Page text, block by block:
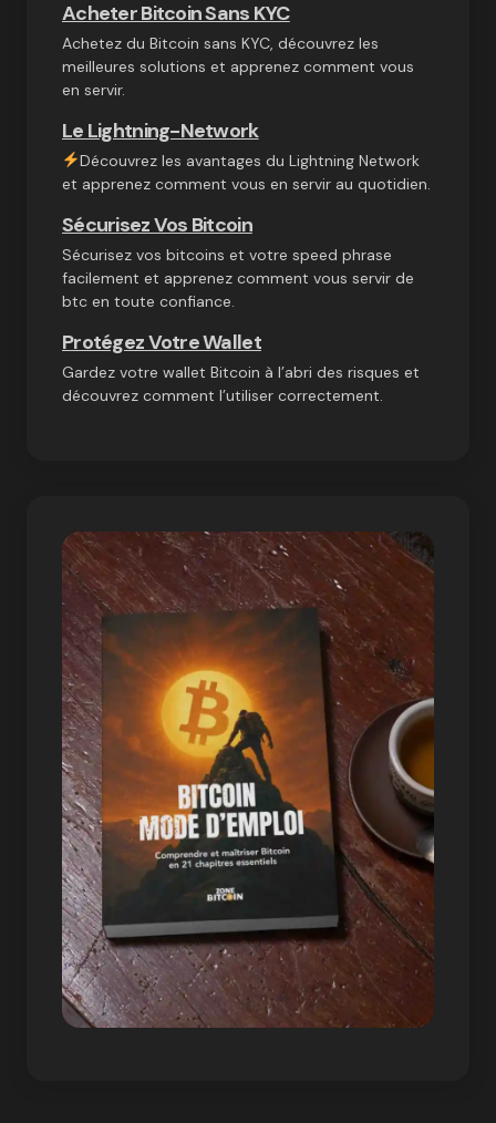
Acheter Bitcoin Sans KYC
Achetez du Bitcoin sans KYC, découvrez les
meilleures solutions et apprenez comment vous
en servir.
Le Lightning-Network
Découvrez les avantages du Lightning Network
et apprenez comment vous en servir au quotidien.
Sécurisez Vos Bitcoin
Sécurisez vos bitcoins et votre speed phrase
facilement et apprenez comment vous servir de
btc en toute confiance.
Protégez Votre Wallet
Gardez votre wallet Bitcoin à l’abri des risques et
découvrez comment l’utiliser correctement.